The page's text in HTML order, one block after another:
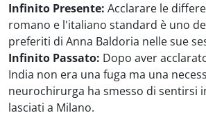
Infinito Presente: Acclarare le
romano e l'italiano standard è uno
preferiti di Anna Baldoria nelle sue
Infinito Passato: Dopo aver
India non era una fuga ma una
neurochirurga ha smesso di sentirsi
lasciati a Milano.